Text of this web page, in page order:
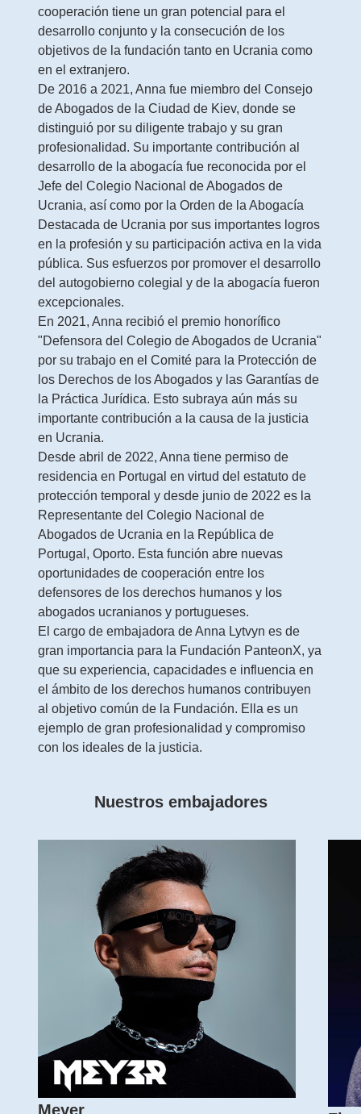
cooperación tiene un gran potencial para el
desarrollo conjunto y la consecución de los
objetivos de la fundación tanto en Ucrania como
en el extranjero.
De 2016 a 2021, Anna fue miembro del Consejo
de Abogados de la Ciudad de Kiev, donde se
distinguió por su diligente trabajo y su gran
profesionalidad. Su importante contribución al
desarrollo de la abogacía fue reconocida por el
Jefe del Colegio Nacional de Abogados de
Ucrania, así como por la Orden de la Abogacía
Destacada de Ucrania por sus importantes logros
en la profesión y su participación activa en la vida
pública. Sus esfuerzos por promover el desarrollo
del autogobierno colegial y de la abogacía fueron
excepcionales.
En 2021, Anna recibió el premio honorífico
"Defensora del Colegio de Abogados de Ucrania"
por su trabajo en el Comité para la Protección de
los Derechos de los Abogados y las Garantías de
la Práctica Jurídica. Esto subraya aún más su
importante contribución a la causa de la justicia
en Ucrania.
Desde abril de 2022, Anna tiene permiso de
residencia en Portugal en virtud del estatuto de
protección temporal y desde junio de 2022 es la
Representante del Colegio Nacional de
Abogados de Ucrania en la República de
Portugal, Oporto. Esta función abre nuevas
oportunidades de cooperación entre los
defensores de los derechos humanos y los
abogados ucranianos y portugueses.
El cargo de embajadora de Anna Lytvyn es de
gran importancia para la Fundación PanteonX, ya
que su experiencia, capacidades e influencia en
el ámbito de los derechos humanos contribuyen
al objetivo común de la Fundación. Ella es un
ejemplo de gran profesionalidad y compromiso
con los ideales de la justicia.
Nuestros embajadores
Meyer